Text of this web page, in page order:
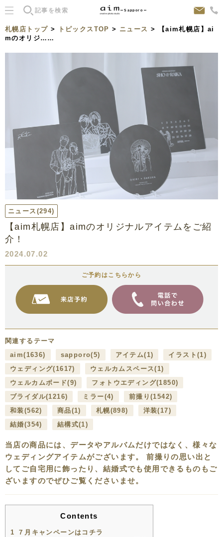
Sapporo
札幌店トップ > トピックスTOP > ニュース > 【aim札幌店】ai
mのオリジ……
ニュース (294)
【aim札幌店】aimのオリジナルアイテムをご紹
介！
2024.07.02
ご予約はこちらから
関連するテーマ
aim(1636) sapporo(5) アイテム(1) イラスト(1)
ウェディング(1617) ウェルカムスペース(1)
ウェルカムボード(9) フォトウエディング(1850)
ブライダル(1216) ミラー(4) 前撮り(1542)
和装(562) 商品(1) 札幌(898) 洋装(17)
結婚(354) 結構式(1)
当店の商品には、データやアルバムだけではなく、様々な
ウェディングアイテムがございます。 前撮りの思い出と
してご自宅用に飾ったり、結婚式でも使用できるものもご
ざいますのでぜひご覧くださいませ。
Contents
1 ７月キャンペーンはコチラ